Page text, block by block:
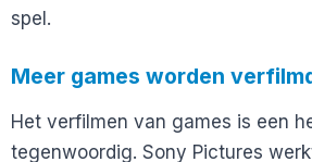
spel.
Meer games worden
Het verfilmen van games is een
tegenwoordig. Sony Pictures